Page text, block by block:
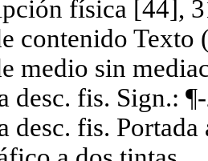
física [44],
contenido Texto
medio sin
desc. fis. Sign.:
desc. fis.